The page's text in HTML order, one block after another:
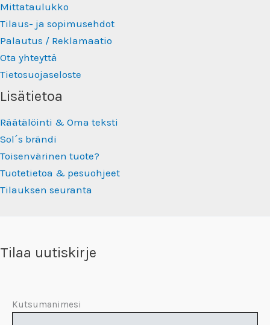
Mittataulukko
Tilaus- ja sopimusehdot
Palautus / Reklamaatio
Ota yhteyttä
Tietosuojaseloste
Lisätietoa
Räätälöinti & Oma teksti
Sol´s brändi
Toisenvärinen tuote?
Tuotetietoa & pesuohjeet
Tilauksen seuranta
Tilaa uutiskirje
Kutsumanimesi